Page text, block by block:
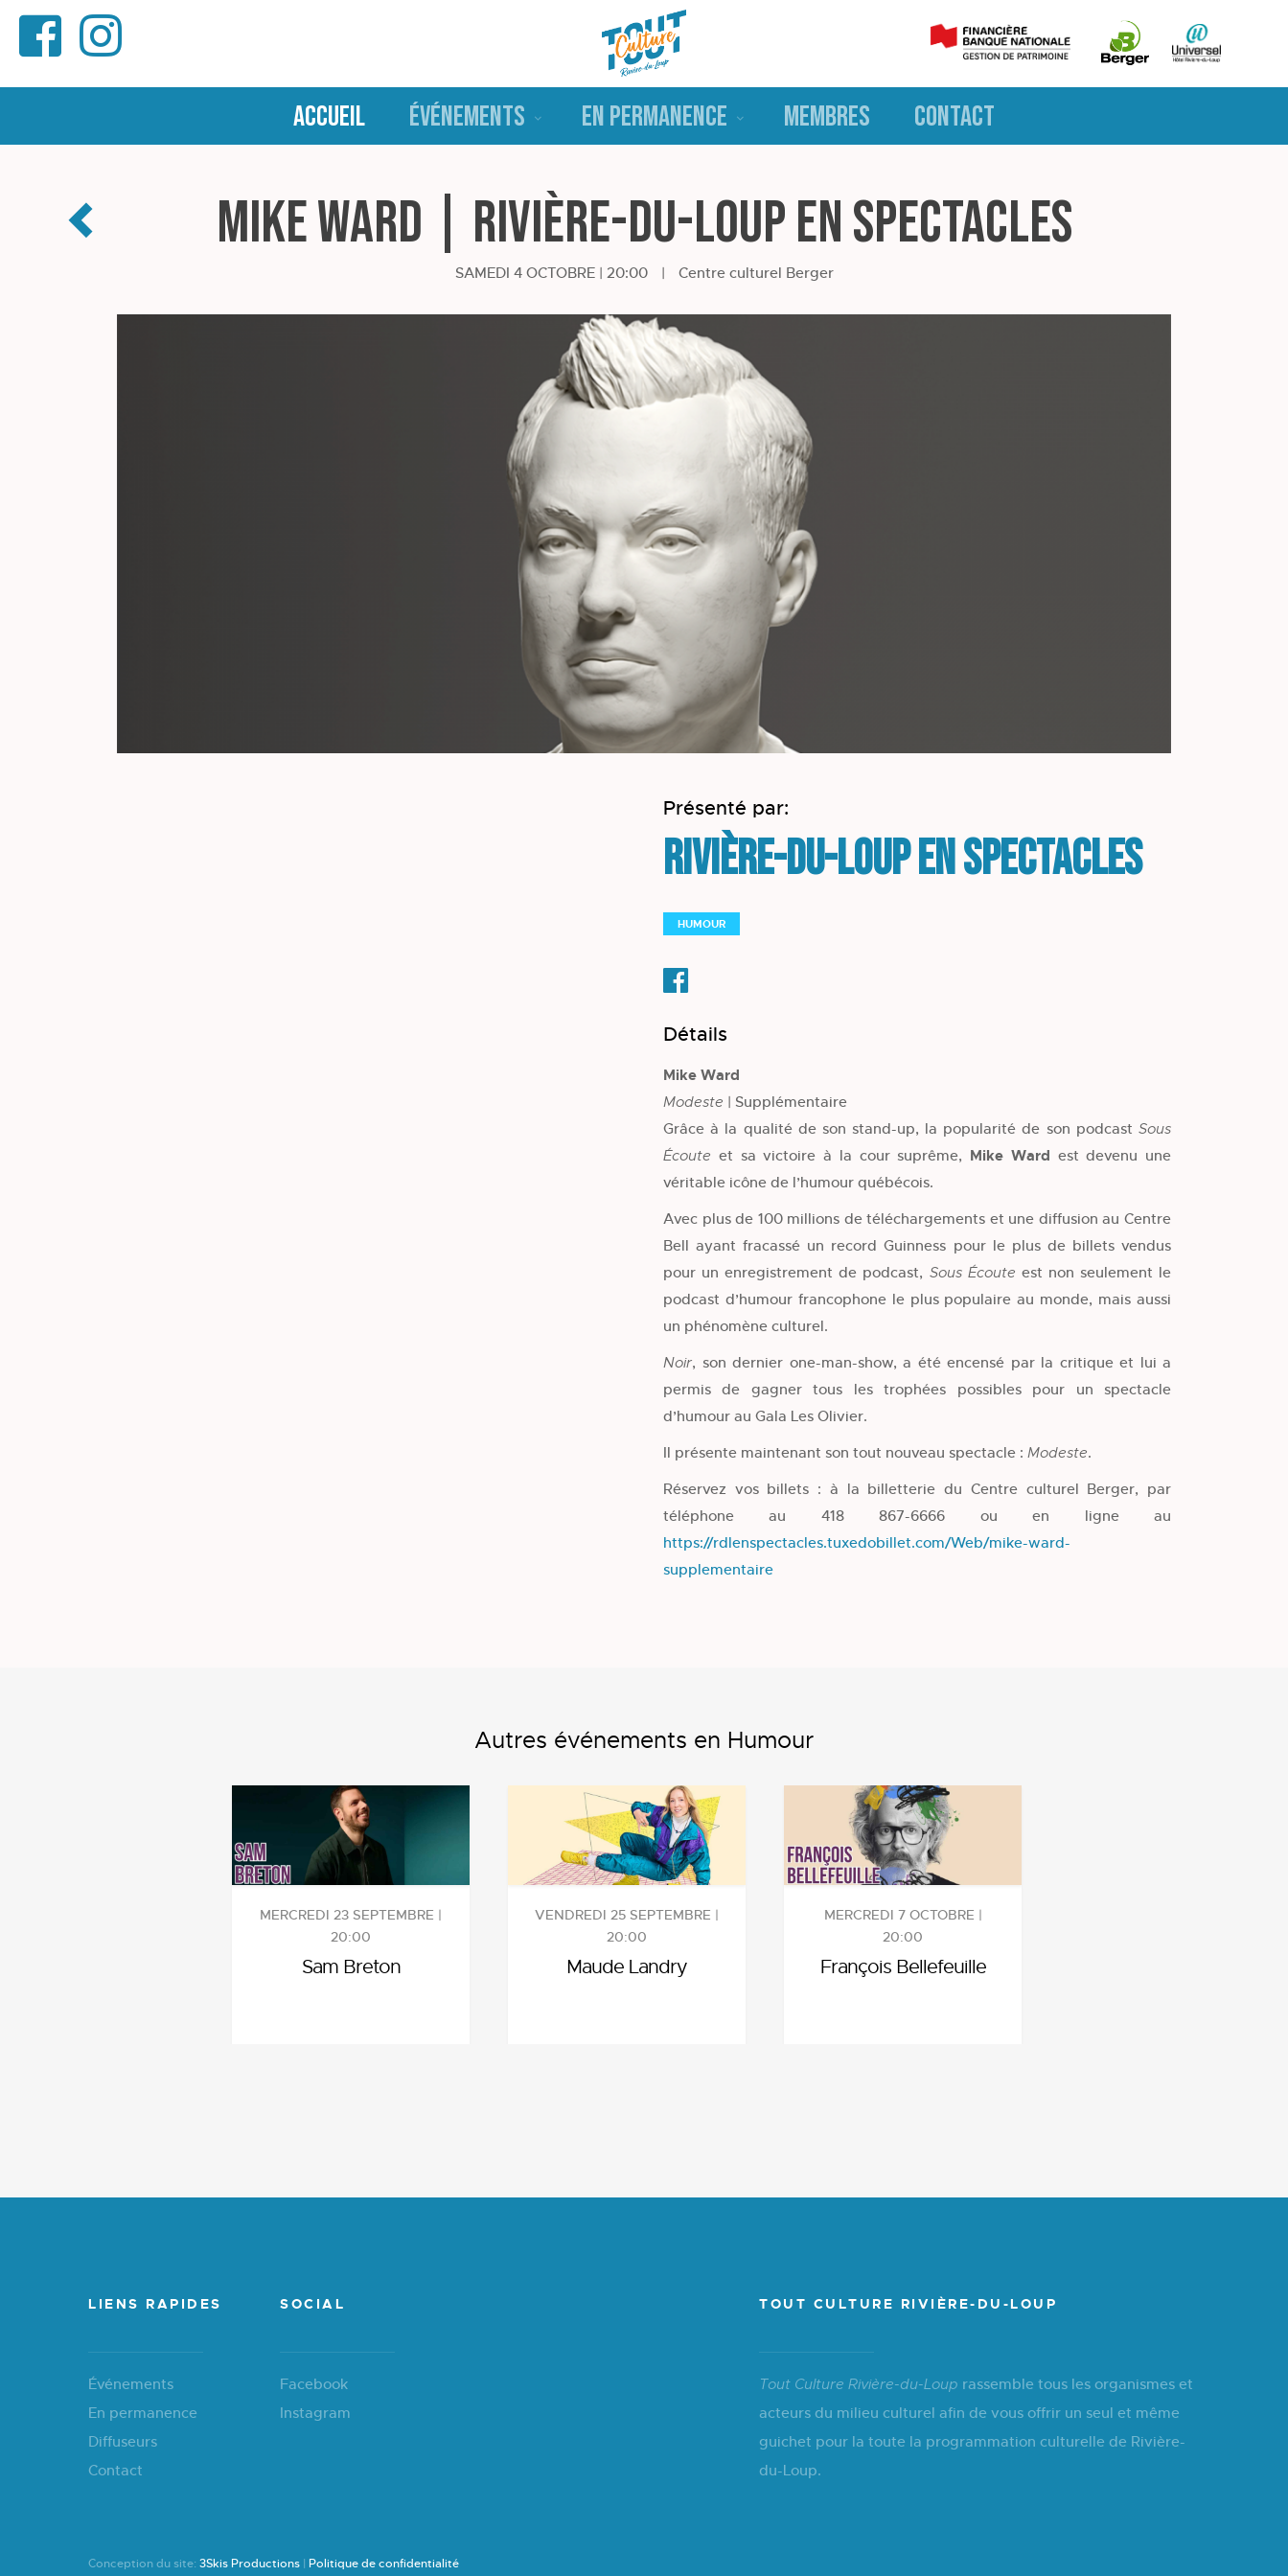
ACCUEIL ÉVÉNEMENTS EN PERMANENCE MEMBRES CONTACT
Mike Ward | Rivière-du-Loup en spectacles
SAMEDI 4 OCTOBRE | 20:00 | Centre culturel Berger
Présenté par:
Rivière-du-Loup en spectacles
HUMOUR
Détails
Mike Ward
Modeste | Supplémentaire
Grâce à la qualité de son stand-up, la popularité de son podcast Sous
Écoute et sa victoire à la cour suprême, Mike Ward est devenu une
véritable icône de l’humour québécois.
Avec plus de 100 millions de téléchargements et une diffusion au Centre
Bell ayant fracassé un record Guinness pour le plus de billets vendus
pour un enregistrement de podcast, Sous Écoute est non seulement le
podcast d’humour francophone le plus populaire au monde, mais aussi
un phénomène culturel.
Noir, son dernier one-man-show, a été encensé par la critique et lui a
permis de gagner tous les trophées possibles pour un spectacle
d’humour au Gala Les Olivier.
Il présente maintenant son tout nouveau spectacle : Modeste.
Réservez vos billets : à la billetterie du Centre culturel Berger, par
téléphone au 418 867-6666 ou en ligne au
https://rdlenspectacles.tuxedobillet.com/Web/mike-ward-
supplementaire
Autres événements en Humour
MERCREDI 23 SEPTEMBRE |
20:00
Sam Breton
VENDREDI 25 SEPTEMBRE |
20:00
Maude Landry
MERCREDI 7 OCTOBRE |
20:00
François Bellefeuille
LIENS RAPIDES
Événements
En permanence
Diffuseurs
Contact
SOCIAL
Facebook
Instagram
TOUT CULTURE RIVIÈRE-DU-LOUP
Tout Culture Rivière-du-Loup rassemble tous les organismes et
acteurs du milieu culturel afin de vous offrir un seul et même
guichet pour la toute la programmation culturelle de Rivière-
du-Loup.
Conception du site: 3Skis Productions | Politique de confidentialité